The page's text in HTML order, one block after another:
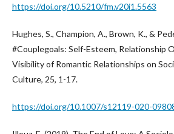
https://doi.org/10.5210/fm.v20i1.5563
Hughes, S., Champion, A., Brown, K., &
#Couplegoals: Self-Esteem, Relationship
Visibility of Romantic Relationships on
Culture, 25, 1-17.
https://doi.org/10.1007/s12119-020-